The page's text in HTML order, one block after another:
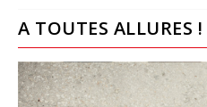
A TOUTES ALLURES !